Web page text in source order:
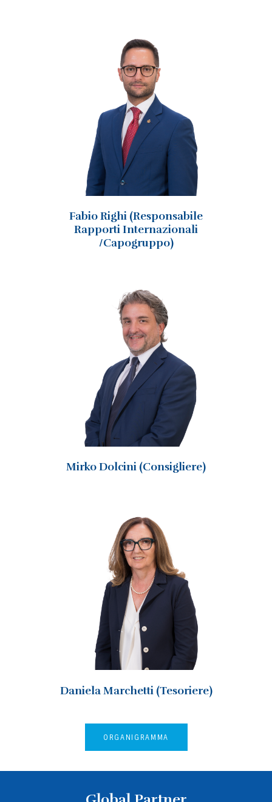
Fabio Righi (Responsabile
Rapporti Internazionali
/Capogruppo)
Mirko Dolcini (Consigliere)
Daniela Marchetti (Tesoriere)
ORGANIGRAMMA